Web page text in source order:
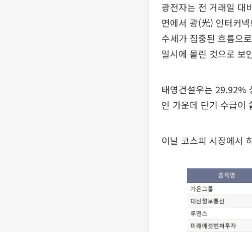
광전자는 전 거래일 대
면에서 광(光) 인터커
수세가 집중된 흐름으
일시에 몰린 것으로 보
태영건설우는 29.92%
인 가운데 단기 수급이
이날 코스피 시장에서